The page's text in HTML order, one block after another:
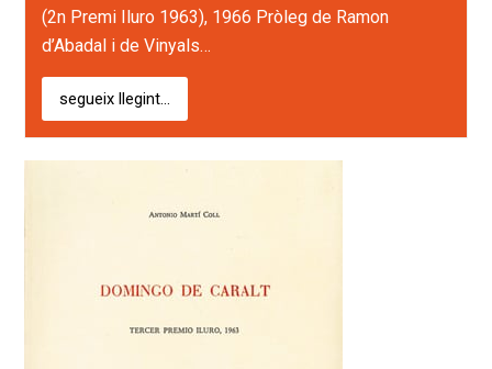
(2n Premi Iluro 1963), 1966 Pròleg de Ramon
d’Abadal i de Vinyals…
segueix llegint...